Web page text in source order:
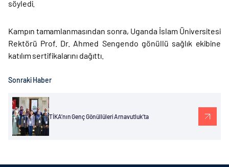
söyledi.
Kampın tamamlanmasından sonra, Uganda İslam Üniversitesi
Rektörü Prof. Dr. Ahmed Sengendo gönüllü sağlık ekibine
katılım sertifikalarını dağıttı.
Sonraki Haber
TİKA’nın Genç Gönüllüleri Arnavutluk’ta